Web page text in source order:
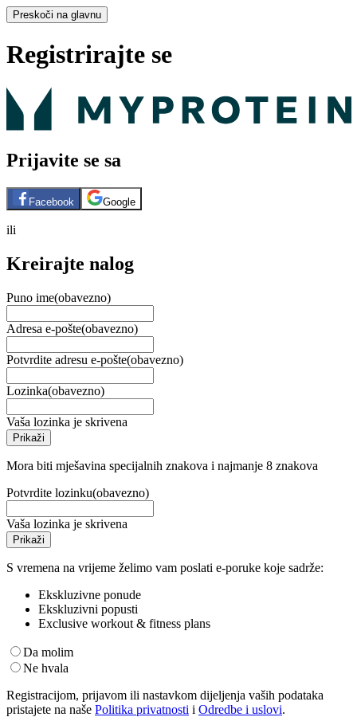
Preskoči na glavnu
Registrirajte se
Prijavite se sa
Facebook Google
ili
Kreirajte nalog
Puno ime(obavezno)
Adresa e-pošte(obavezno)
Potvrdite adresu e-pošte(obavezno)
Lozinka(obavezno)
Vaša lozinka je skrivena
Prikaži
Mora biti mješavina specijalnih znakova i najmanje 8 znakova
Potvrdite lozinku(obavezno)
Vaša lozinka je skrivena
Prikaži
S vremena na vrijeme želimo vam poslati e-poruke koje sadrže:
Ekskluzivne ponude
Ekskluzivni popusti
Exclusive workout & fitness plans
Da molim
Ne hvala
Registracijom, prijavom ili nastavkom dijeljenja vaših podataka
pristajete na naše Politika privatnosti i Odredbe i uslovi.